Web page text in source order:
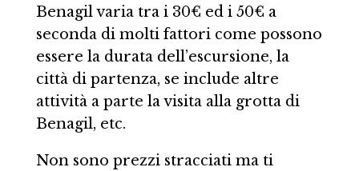
Benagil varia tra i 30€ ed i 50€ a
seconda di molti fattori come possono
essere la durata dell’escursione, la
città di partenza, se include altre
attività a parte la visita alla grotta di
Benagil, etc.
Non sono prezzi stracciati ma ti